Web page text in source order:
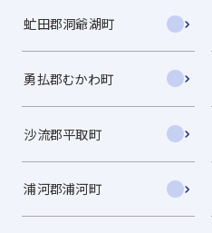
虻田郡洞爺湖町
勇払郡むかわ町
沙流郡平取町
浦河郡浦河町